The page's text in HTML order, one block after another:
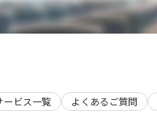
ービス一覧 よくあるご質問